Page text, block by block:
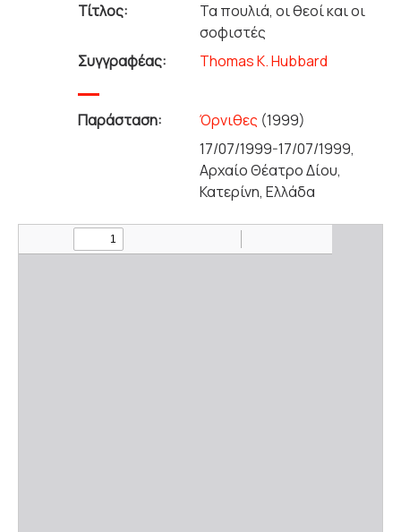
Τίτλος:
Τα πουλιά, οι θεοί και οι
σοφιστές
Συγγραφέας:
Thomas K. Hubbard
Παράσταση: Όρνιθες (1999)
17/07/1999-17/07/1999,
Αρχαίο Θέατρο Δίου,
Κατερίνη, Ελλάδα